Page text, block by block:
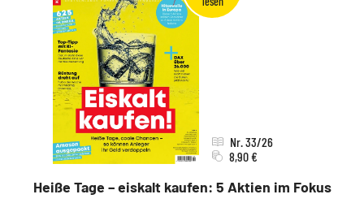
Heiße Tage – eiskalt kaufen: 5 Aktien im Fokus
Nr. 33/26
8,90 €